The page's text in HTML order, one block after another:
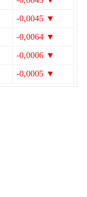
-0,0045 ▼
-0,0064 ▼
-0,0006 ▼
-0,0005 ▼